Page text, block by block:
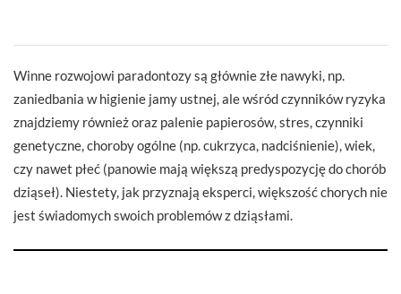
Winne rozwojowi paradontozy są głównie złe nawyki, np.
zaniedbania w higienie jamy ustnej, ale wśród czynników ryzyka
znajdziemy również oraz palenie papierosów, stres, czynniki
genetyczne, choroby ogólne (np. cukrzyca, nadciśnienie), wiek,
czy nawet płeć (panowie mają większą predyspozycję do chorób
dziąseł). Niestety, jak przyznają eksperci, większość chorych nie
jest świadomych swoich problemów z dziąsłami.